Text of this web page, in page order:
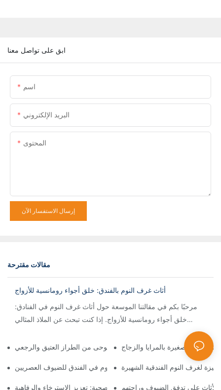
ابق على تواصل معنا
اسم
البريد الإلكتروني
المحتوى
إرسال الاستفسار الآن
مقالات مقترحة
أثاث غرف النوم بالفندق: خلق أجواء رومانسية للأزواج
مرحبًا بكم في مقالتنا الموسعة حول أثاث غرف النوم في الفنادق:
خلق أجواء رومانسية للأزواج. إذا كنت تبحث عن الملاذ المثالي
أثاث غرف نوم الفندق المستوحى من الطراز العتيق والرجعي
الصغيرة بالمرايا والزجاج
تصميم بسيط: تبسيط أثاث غرف النوم في الفندق للضيوف العصريين
لغرف النوم الفندقية الشهيرة
أثاث غرف النوم في الفندق للخلوات الصحية: تعزيز الاسترخاء والرفاهية
الأثاث على تدفق الضيوف وراحتهم